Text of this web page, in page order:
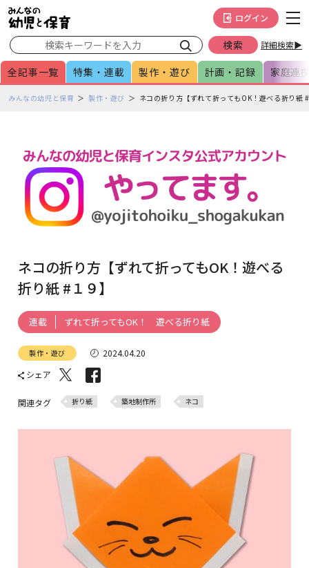
詳細検索▶
ログイン
全記事一覧 特集・連載 製作・遊び 計画・記録 家庭連
ペみんなの幼児と保育 製作・遊び ネコの折り方【ずれて折ってもOK！遊べる折り紙
ネコの折り方【ずれて折ってもOK！遊べる
折り紙 #１９】
連載 ずれて折ってもOK！ 遊べる折り紙
製作・遊び
2024.04.20
シェア
関連タグ 折り紙 築地制作所 ネコ